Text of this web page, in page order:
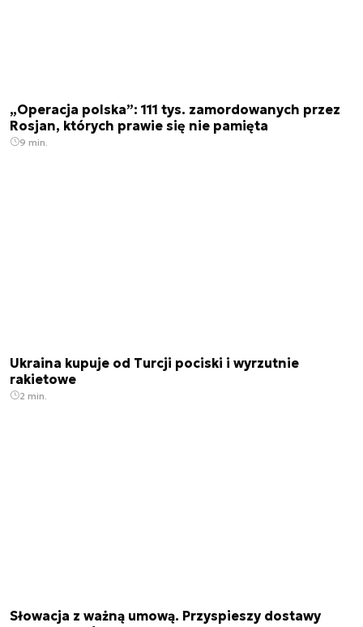
„Operacja polska”: 111 tys. zamordowanych przez
Rosjan, których prawie się nie pamięta
9 min.
Ukraina kupuje od Turcji pociski i wyrzutnie
rakietowe
2 min.
Słowacja z ważną umową. Przyspieszy dostawy